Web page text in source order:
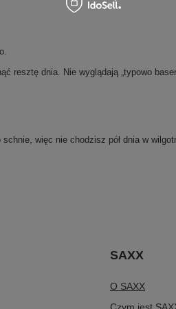
resztę dnia. Nie wyglądają „typowo
więc nie chodzisz pół dnia w
SAXX
O SAXX